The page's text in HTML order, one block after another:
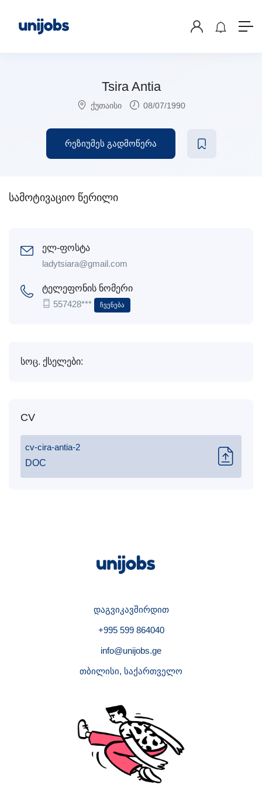
Tsira Antia
ქუთაისი 08/07/1990
რეზიუმეს გადმოწერა
სამოტივაციო წერილი
ელ-ფოსტა
ladytsiara@gmail.com
ტელეფონის ნომერი
557428***
Ჩვენება
სოც. ქსელები:
CV
cv-cira-antia-2
DOC
დაგვიკავშირდით
+995 599 864040
info@unijobs.ge
თბილისი, საქართველო